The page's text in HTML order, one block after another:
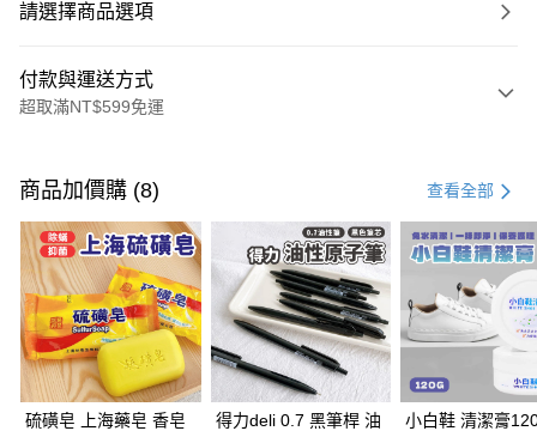
請選擇商品選項
付款與運送方式
超取滿NT$599免運
信用卡一次付款
超商取貨付款
LINE Pay
Apple Pay
街口支付
悠遊付
商品加價購 (8) 查看全部
硫磺皂 上海藥皂 香皂
得力deli 0.7 黑筆桿 油
小白鞋 清潔膏